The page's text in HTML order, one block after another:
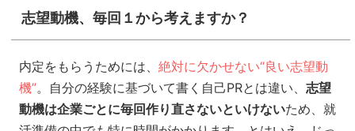
志望動機、毎回１から考えますか？
内定をもらうためには、 絶対に欠かせない“良い志望動
機”。自分の経験に基づいて書く自己PRとは違い、 志望
動機は企業ごとに毎回作り直さないといけないため、就